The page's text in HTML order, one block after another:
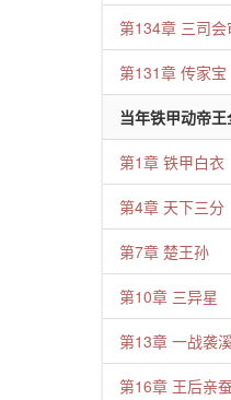
第134章 三司会
第131章 传家宝
当年铁甲动帝
第1章 铁甲白衣
第4章 天下三分
第7章 楚王孙
第10章 三异星
第13章 一战袭
第16章 王后亲